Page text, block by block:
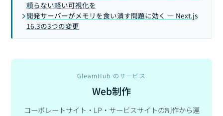
頼らない軽い可視化を
開発サーバーがメモリを食い潰す問題に効く — Next.js
16.3の3つの変更
GleamHub のサービス
Web制作
コーポレートサイト・LP・サービスサイトの制作から運